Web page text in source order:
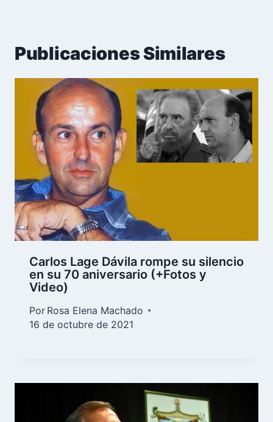
Publicaciones Similares
Carlos Lage Dávila rompe su silencio
en su 70 aniversario (+Fotos y
Video)
Por Rosa Elena Machado
16 de octubre de 2021